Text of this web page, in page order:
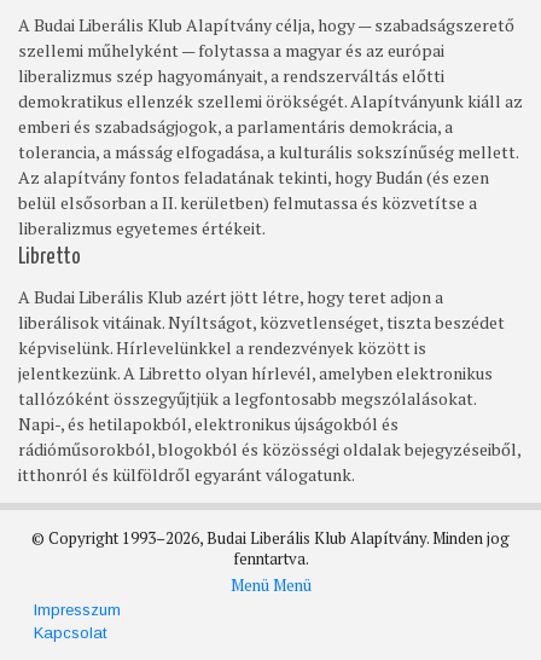
A Budai Liberális Klub Alapítvány célja, hogy — szabadságszerető
szellemi műhelyként — folytassa a magyar és az európai
liberalizmus szép hagyományait, a rendszerváltás előtti
demokratikus ellenzék szellemi örökségét. Alapítványunk kiáll az
emberi és szabadságjogok, a parlamentáris demokrácia, a
tolerancia, a másság elfogadása, a kulturális sokszínűség mellett.
Az alapítvány fontos feladatának tekinti, hogy Budán (és ezen
belül elsősorban a II. kerületben) felmutassa és közvetítse a
liberalizmus egyetemes értékeit.
Libretto
A Budai Liberális Klub azért jött létre, hogy teret adjon a
liberálisok vitáinak. Nyíltságot, közvetlenséget, tiszta beszédet
képviselünk. Hírlevelünkkel a rendezvények között is
jelentkezünk. A Libretto olyan hírlevél, amelyben elektronikus
tallózóként összegyűjtjük a legfontosabb megszólalásokat.
Napi-, és hetilapokból, elektronikus újságokból és
rádióműsorokból, blogokból és közösségi oldalak bejegyzéseiből,
itthonról és külföldről egyaránt válogatunk.
© Copyright 1993–2026, Budai Liberális Klub Alapítvány. Minden jog
fenntartva.
Footer
MenüMenü
Impresszum
Kapcsolat